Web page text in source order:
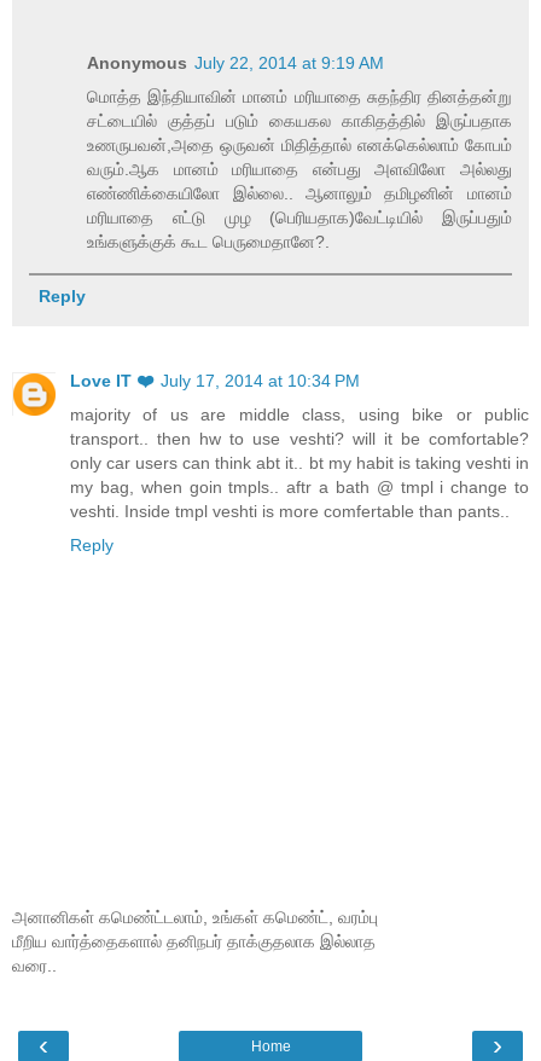
Anonymous July 22, 2014 at 9:19 AM
மொத்த இந்தியாவின் மானம் மரியாதை சுதந்திர தினத்தன்று
சட்டையில் குத்தப் படும் கையகல காகிதத்தில் இருப்பதாக
உணருபவன்,அதை ஒருவன் மிதித்தால் எனக்கெல்லாம் கோபம்
வரும்.ஆக மானம் மரியாதை என்பது அளவிலோ அல்லது
எண்ணிக்கையிலோ இல்லை.. ஆனாலும் தமிழனின் மானம்
மரியாதை எட்டு முழ (பெரியதாக)வேட்டியில் இருப்பதும்
உங்களுக்குக் கூட பெருமைதானே?.
Reply
Love IT ❤️ July 17, 2014 at 10:34 PM
majority of us are middle class, using bike or public
transport.. then hw to use veshti? will it be comfortable?
only car users can think abt it.. bt my habit is taking veshti in
my bag, when goin tmpls.. aftr a bath @ tmpl i change to
veshti. Inside tmpl veshti is more comfertable than pants..
Reply
அனானிகள் கமெண்ட்டலாம், உங்கள் கமெண்ட், வரம்பு
மீறிய வார்த்தைகளால் தனிநபர் தாக்குதலாக இல்லாத
வரை..
‹ ›
Home